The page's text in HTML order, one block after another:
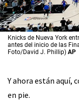
Knicks de Nueva York
antes del inicio de las
Foto/David J. Phillip) AP
Y ahora están aquí,
en pie.